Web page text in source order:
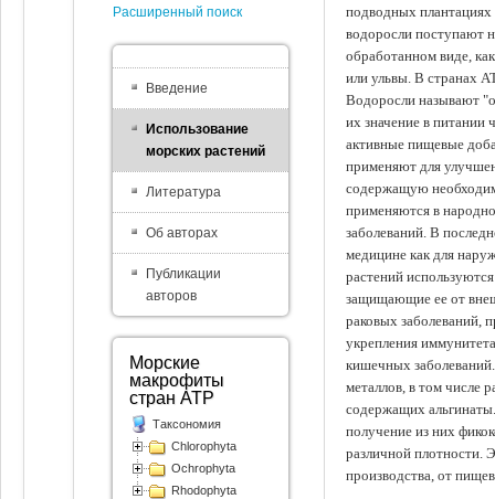
подводных
водоросли поступают
обработанном виде,
или ульвы. В странах
Водоросли называют
их значение в питании
активные пищевые
применяют для
содержащую
применяются в
заболеваний. В
медицине как для
растений
защищающие ее от
раковых заболеваний,
укрепления
кишечных
металлов, в том числе
содержащих
получение из них
различной плотности.
производства, от
Расширенный поиск
Введение
Использование
морских растений
Литература
Об авторах
Публикации
авторов
Морские
макрофиты
стран АТР
Таксономия
Chlorophyta
Ochrophyta
Rhodophyta